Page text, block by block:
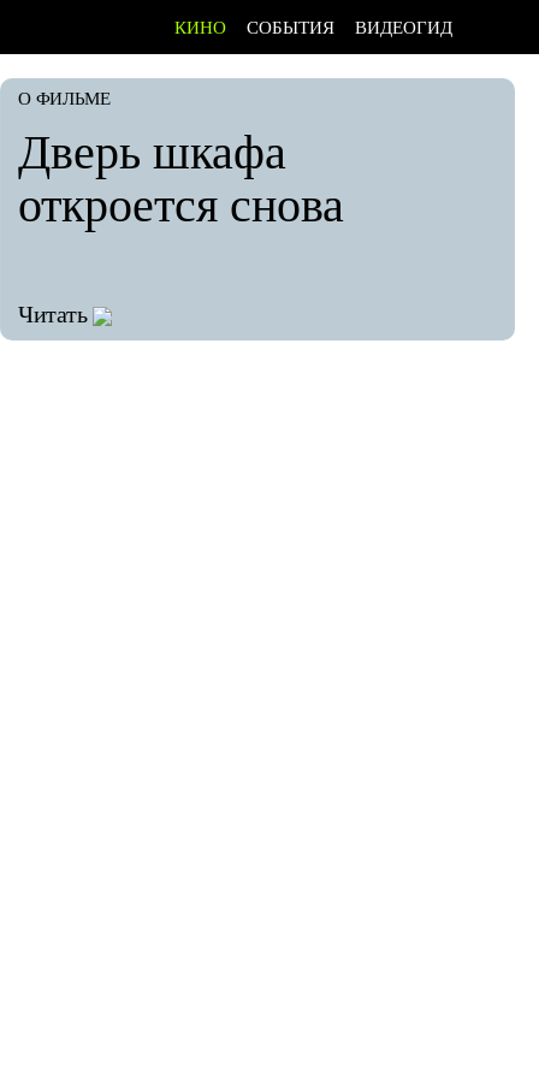
КИНО СОБЫТИЯ ВИДЕОГИД
О ФИЛЬМЕ
Дверь шкафа
откроется снова
Читать